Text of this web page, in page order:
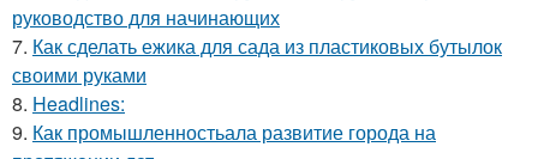
руководство для начинающих
7. Как сделать ежика для сада из пластиковых бутылок
своими руками
8. Headlines:
9. Как промышленностьала развитие города на